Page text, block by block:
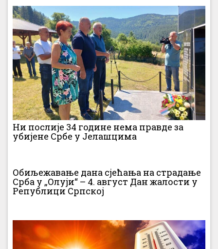
Ни послије 34 године нема правде за
убијене Србе у Јелашцима
Обиљежавање дана сјећања на страдање
Срба у „Олуји“ – 4. август Дан жалости у
Републици Српској